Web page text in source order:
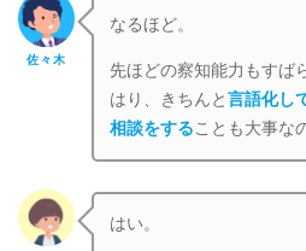
佐々木
なるほど。
先ほどの察知能力もすば
はり、きちんと言語化し
相談をする ことも大事な
はい。